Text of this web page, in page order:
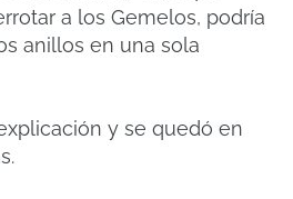
a los Gemelos, podría
anillos en una sola
y se quedó en